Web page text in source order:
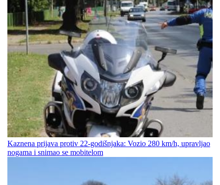
Kaznena prijava protiv 22-godišnjaka: Vozio 280 km/h, upravljao
nogama i snimao se mobitelom